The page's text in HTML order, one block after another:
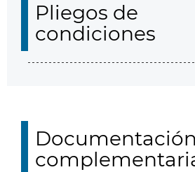
Pliegos de
condiciones
Documentación